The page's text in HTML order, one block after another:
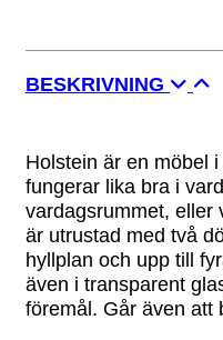
BESKRIVNING
Holstein är en möbel
fungerar lika bra i
vardagsrummet, eller
är utrustad med två
hyllplan och upp till
även i transparent
föremål. Går även att